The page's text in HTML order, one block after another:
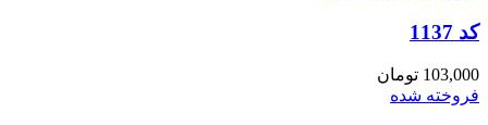
کد 1137
103,000 تومان
فروخته شده